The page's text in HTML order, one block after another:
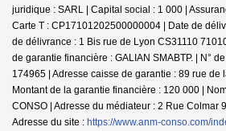
juridique : SARL | Capital social : 1 000 |
Carte T : CP17101202500000004 | Date de
de délivrance : 1 Bis rue de Lyon CS31110
de garantie financière : GALIAN SMABTP. | N°
174965 | Adresse caisse de garantie : 89 rue de
Montant de la garantie financière : 120 000 |
CONSO | Adresse du médiateur : 2 Rue Colmar
Adresse du site : https://www.anm-conso.com/